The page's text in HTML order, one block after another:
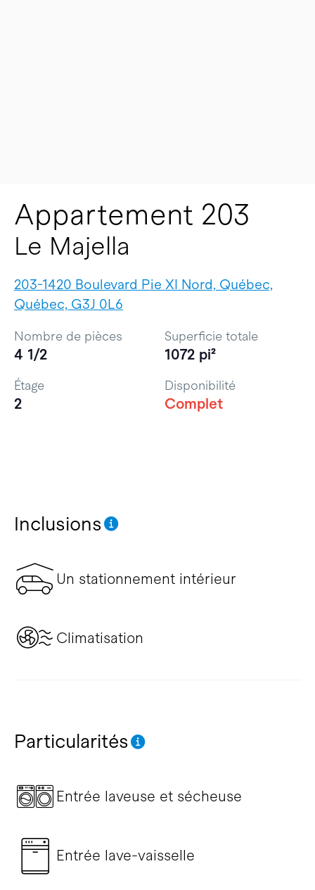
Appartement 203
Le Majella
203-1420 Boulevard Pie XI Nord, Québec,
Québec, G3J 0L6
Inclusions
Un stationnement intérieur
Climatisation
Particularités
Entrée laveuse et sécheuse
Entrée lave-vaisselle
Nombre de pièces
4 1/2
Superficie totale
1072 pi²
Étage
2
Disponibilité
Complet